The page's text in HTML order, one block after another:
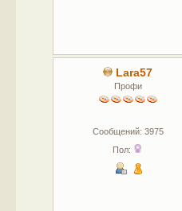
Lara57
Профи
Сообщений: 3975
Пол: